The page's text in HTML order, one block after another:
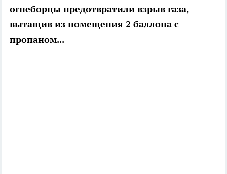
огнеборцы предотвратили взрыв газа,
вытащив из помещения 2 баллона с
пропаном...